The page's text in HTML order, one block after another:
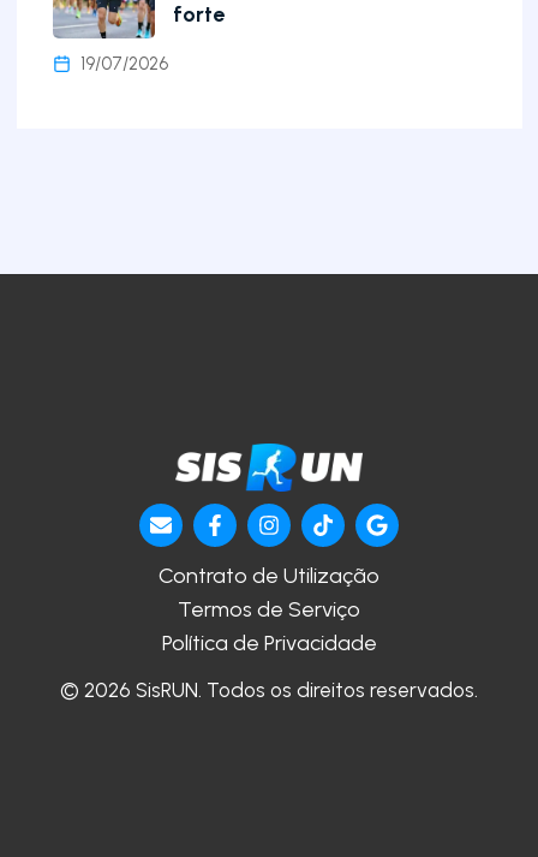
forte
19/07/2026
Contrato de Utilização
Termos de Serviço
Política de Privacidade
© 2026 SisRUN. Todos os direitos reservados.